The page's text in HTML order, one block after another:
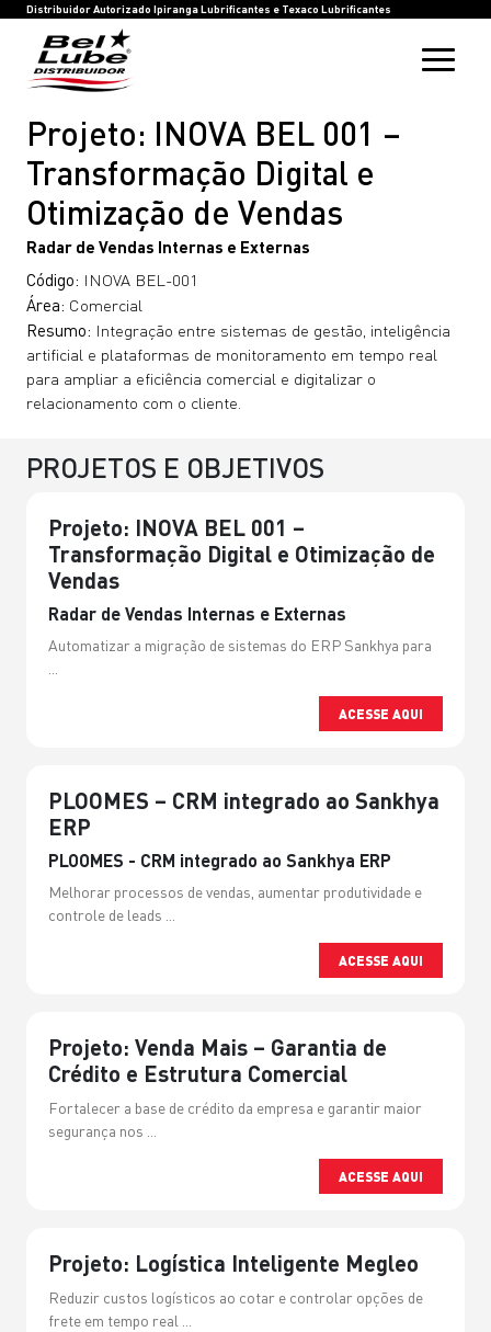
Distribuidor Autorizado Ipiranga Lubrificantes e Texaco Lubrificantes
HOME
BEL LUBE
BLOG
RASTREIE SUA COMPRA
INOVAÇÃO
SAC
IPIRANGA LUBRIFICANTES
TEXACO LUBRIFICANTES
Projeto: INOVA BEL 001 –
Transformação Digital e
Otimização de Vendas
Radar de Vendas Internas e Externas
Código: INOVA BEL-001
Área: Comercial
Resumo: Integração entre sistemas de gestão, inteligência
artificial e plataformas de monitoramento em tempo real
para ampliar a eficiência comercial e digitalizar o
relacionamento com o cliente.
PROJETOS E OBJETIVOS
Projeto: INOVA BEL 001 –
Transformação Digital e Otimização de
Vendas
Radar de Vendas Internas e Externas
Automatizar a migração de sistemas do ERP Sankhya para
ACESSE AQUI
PLOOMES – CRM integrado ao Sankhya
ERP
PLOOMES - CRM integrado ao Sankhya ERP
Melhorar processos de vendas, aumentar produtividade e
controle de leads ...
ACESSE AQUI
Projeto: Venda Mais – Garantia de
Crédito e Estrutura Comercial
Fortalecer a base de crédito da empresa e garantir maior
segurança nos ...
ACESSE AQUI
Projeto: Logística Inteligente Megleo
Reduzir custos logísticos ao cotar e controlar opções de
frete em tempo real ...